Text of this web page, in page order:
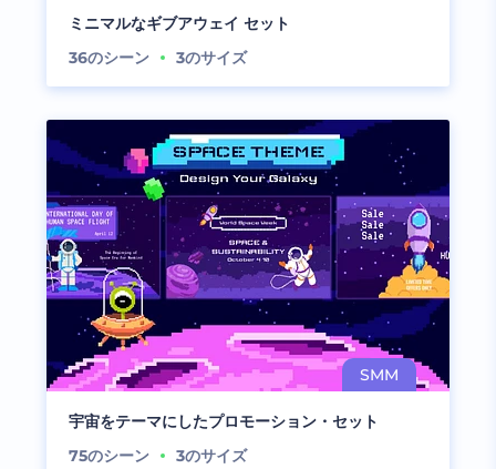
ミニマルなギブアウェイ セット
36のシーン 3のサイズ
宇宙をテーマにしたプロモーション・セット
75のシーン 3のサイズ